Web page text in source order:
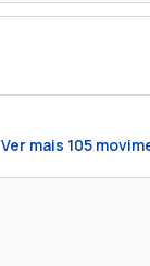
Ver mais 105